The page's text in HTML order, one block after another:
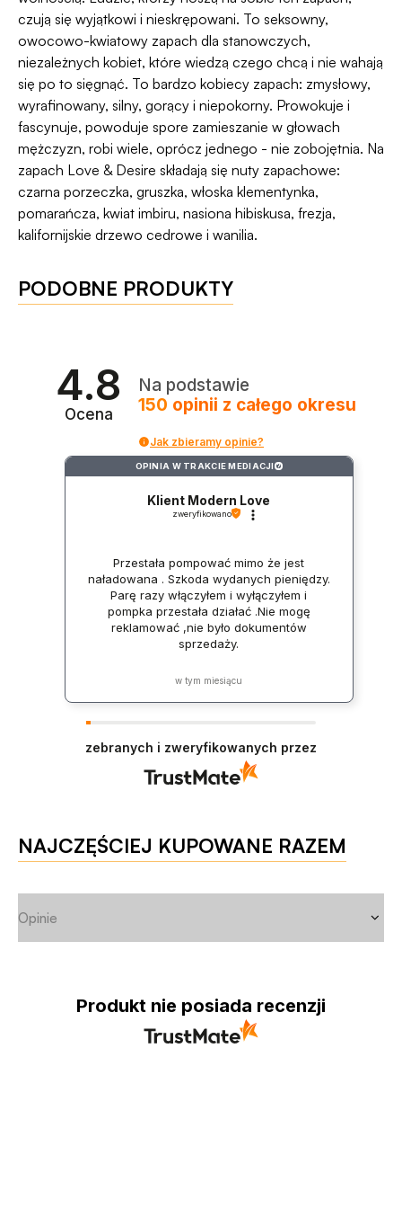
czują się wyjątkowi i nieskrępowani. To seksowny,
owocowo-kwiatowy zapach dla stanowczych,
niezależnych kobiet, które wiedzą czego chcą i nie wahają
się po to sięgnąć. To bardzo kobiecy zapach: zmysłowy,
wyrafinowany, silny, gorący i niepokorny. Prowokuje i
fascynuje, powoduje spore zamieszanie w głowach
mężczyzn, robi wiele, oprócz jednego - nie zobojętnia. Na
zapach Love & Desire składają się nuty zapachowe:
czarna porzeczka, gruszka, włoska klementynka,
pomarańcza, kwiat imbiru, nasiona hibiskusa, frezja,
kalifornijskie drzewo cedrowe i wanilia.
PODOBNE PRODUKTY
4.8
Ocena
Na podstawie
150 opinii z całego okresu
Jak zbieramy opinie?
OPINIA W TRAKCIE MEDIACJI ?
Klient Modern Love
zweryfikowano
Przestała pompować mimo że jest
naładowana . Szkoda wydanych pieniędzy.
Parę razy włączyłem i wyłączyłem i
pompka przestała działać .Nie mogę
reklamować ,nie było dokumentów
sprzedaży.
w tym miesiącu
zebranych i zweryfikowanych przez
NAJCZĘŚCIEJ KUPOWANE RAZEM
Opinie
Produkt nie posiada recenzji